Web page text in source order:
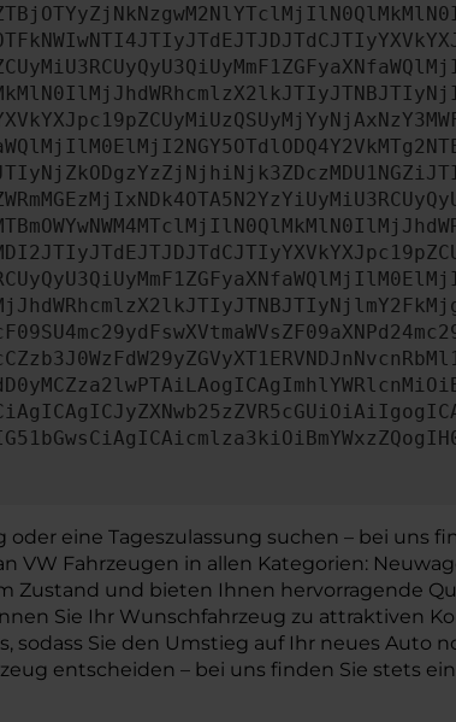
eine Tageszulassung suchen – bei uns
VW Fahrzeugen in allen Kategorien:
Zustand und bieten Ihnen hervorragende
Sie Ihr Wunschfahrzeug zu attraktiven
Sie den Umstieg auf Ihr neues Auto
entscheiden – bei uns finden Sie stets